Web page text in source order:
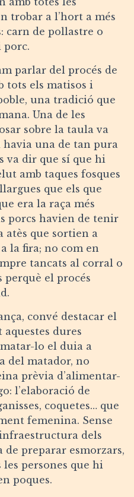
trobar a l’hort a més
carn de pollastre o
porc.
parlar del procés de
tots els matisos i
una tradició que
Una de les
sobre la taula va
havia una de tan pura
va dir que sí que hi
amb taques fosques
que els que
era la raça més
porcs havien de tenir
atès que sortien a
la fira; no com en
tancats al corral o
perquè el procés
convé destacar el
dures
lo el duia a
del matador, no
prèvia d’alimentar-
l’elaboració de
coquetes… que
femenina. Sense
dels
de preparar esmorzars,
persones que hi
poques.